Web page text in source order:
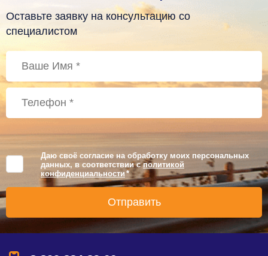
Оставьте заявку на консультацию со
специалистом
Даю своё согласие на обработку моих персональных
данных, в соответствии сполитикой
конфиденциальности *